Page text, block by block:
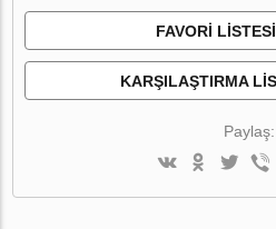
FAVORI
KARŞILAŞTIRMA
Paylaş: